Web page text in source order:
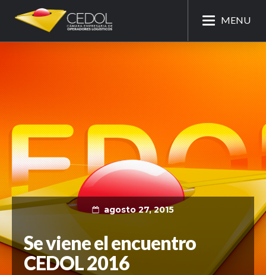
MENU
agosto 27, 2015
Se viene el encuentro
CEDOL 2016